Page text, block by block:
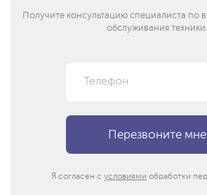
Получите консультацию специалиста по
обслуживания техники.
Я согласен с условиями обработки